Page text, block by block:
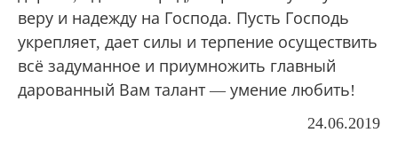
веру и надежду на Господа. Пусть Господь
укрепляет, дает силы и терпение осуществить
всё задуманное и приумножить главный
дарованный Вам талант — умение любить!
24.06.2019